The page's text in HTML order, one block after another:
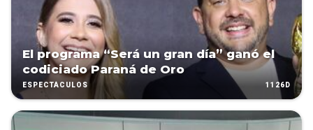
El programa “Será un gran día” ganó el
codiciado Paraná de Oro
ESPECTÁCULOS 1126D